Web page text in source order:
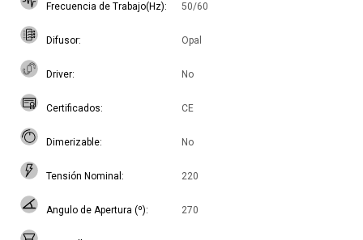
Frecuencia de Trabajo(Hz) 50/60
Difusor Opal
Driver No
Certificados CE
Dimerizable No
Tensión Nominal 220
Angulo de Apertura (º) 270